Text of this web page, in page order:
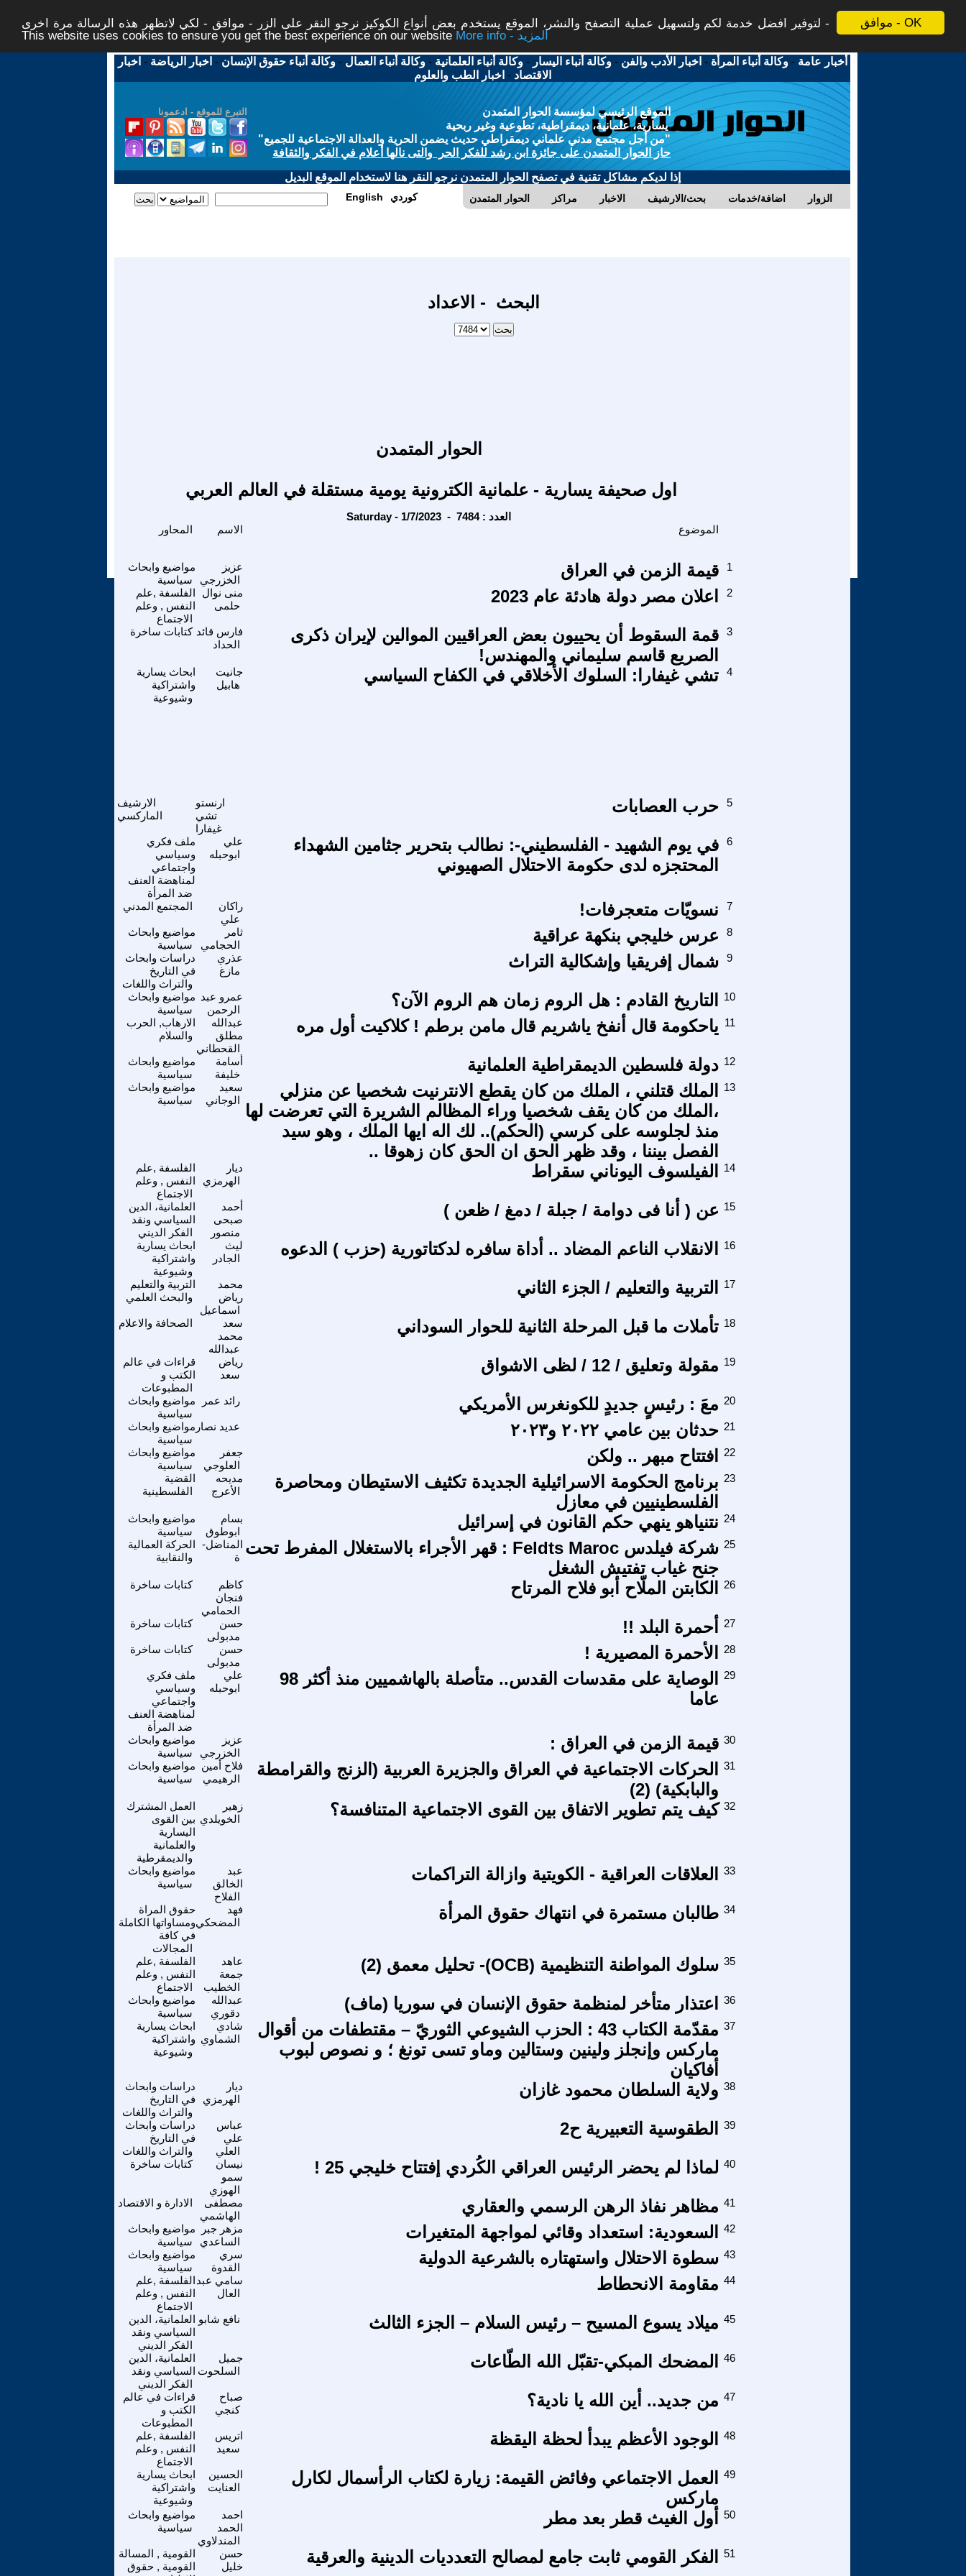
موافق - OK
لتوفير افضل خدمة لكم ولتسهيل عملية التصفح والنشر، الموقع يستخدم بعض أنواع الكوكيز نرجو النقر على الزر - موافق - لكي لاتظهر هذه الرسالة مرة اخرى -
This website uses cookies to ensure you get the best experience on our website
More info - المزيد
أخبار عامة -وكالة أنباء المرأة - اخبار الأدب والفن -وكالة أنباء اليسار -وكالة أنباء العلمانية -وكالة أنباء العمال -وكالة أنباء حقوق الإنسان - اخبار الرياضة - اخبار
الاقتصاد - اخبار الطب والعلوم
التبرع للموقع - ادعمونا
الموقع الرئيسي لمؤسسة الحوار المتمدن
يسارية، علمانية، ديمقراطية، تطوعية وغير ربحية
"من أجل مجتمع مدني علماني ديمقراطي حديث يضمن الحرية والعدالة الاجتماعية للجميع"
حاز الحوار المتمدن على جائزة ابن رشد للفكر الحر والتى نالها أعلام في الفكر والثقافة
إذا لديكم مشاكل تقنية في تصفح الحوار المتمدن نرجو النقر هنا لاستخدام الموقع البديل
الحوار المتمدن مراكز الاخبار بحث/الارشيف اضافة/خدمات الزوار English كوردي
البحث - الاعداد
الحوار المتمدن
اول صحيفة يسارية - علمانية الكترونية يومية مستقلة في العالم العربي
Saturday - 1/7/2023 - العدد : 7484
الاسم الموضوع
مواضيع وابحاث
سياسية
عزيز
الخزرجي
قيمة الزمن في العراق 1
الفلسفة ,علم
النفس , وعلم
الاجتماع
منى نوال
حلمى
اعلان مصر دولة هادئة عام 2023 2
كتابات ساخرة فارس قائد
الحداد
قمة السقوط أن يحييون بعض العراقيين الموالين لإيران ذكرى
الصريع قاسم سليماني والمهندس!
3
ابحاث يسارية
واشتراكية
وشيوعية
جانيت
هابيل
تشي غيفارا: السلوك الأخلاقي في الكفاح السياسي 4
الارشيف
الماركسي
ارنستو
تشي
غيفارا
حرب العصابات 5
ملف فكري
وسياسي
واجتماعي
لمناهضة العنف
ضد المرأة
علي
ابوحبله
في يوم الشهيد - الفلسطيني-: نطالب بتحرير جثامين الشهداء
المحتجزه لدى حكومة الاحتلال الصهيوني
6
المجتمع المدني
راكان
علي
نسويّات متعجرفات! 7
مواضيع وابحاث
سياسية
ثامر
الحجامي
عرس خليجي بنكهة عراقية 8
دراسات وابحاث
في التاريخ
والتراث واللغات
عذري
مازغ
شمال إفريقيا وإشكالية التراث 9
مواضيع وابحاث
سياسية
عمرو عبد
الرحمن
التاريخ القادم : هل الروم زمان هم الروم الآن؟ 10
الارهاب, الحرب
والسلام
عبدالله
مطلق
القحطاني
ياحكومة قال أنفخ ياشريم قال مامن برطم ! كلاكيت أول مره 11
مواضيع وابحاث
سياسية
أسامة
خليفة
دولة فلسطين الديمقراطية العلمانية 12
مواضيع وابحاث
سياسية
سعيد
الوجاني
الملك قتلني ، الملك من كان يقطع الانترنيت شخصيا عن منزلي
،الملك من كان يقف شخصيا وراء المظالم الشريرة التي تعرضت لها
منذ لجلوسه على كرسي (الحكم).. لك اله ايها الملك ، وهو سيد
الفصل بيننا ، وقد ظهر الحق ان الحق كان زهوقا ..
13
الفلسفة ,علم
النفس , وعلم
الاجتماع
ديار
الهرمزي
الفيلسوف اليوناني سقراط 14
العلمانية، الدين
السياسي ونقد
الفكر الديني
أحمد
صبحى
منصور
عن ( أنا فى دوامة / جبلة / دمغ / ظعن ) 15
ابحاث يسارية
واشتراكية
وشيوعية
ليث
الجادر
الانقلاب الناعم المضاد .. أداة سافره لدكتاتورية (حزب ) الدعوه 16
التربية والتعليم
والبحث العلمي
محمد
رياض
اسماعيل
التربية والتعليم / الجزء الثاني 17
الصحافة والاعلام
سعد
محمد
عبدالله
تأملات ما قبل المرحلة الثانية للحوار السوداني 18
قراءات في عالم
الكتب و
المطبوعات
رياض
سعد
مقولة وتعليق / 12 / لظى الاشواق 19
مواضيع وابحاث
سياسية
رائد عمر معَ : رئيسٍ جديدٍ للكونغرس الأمريكي 20
مواضيع وابحاث
سياسية
عديد نصار حدثان بين عامي ٢٠٢٢ و٢٠٢٣ 21
مواضيع وابحاث
سياسية
جعفر
العلوجي
افتتاح مبهر .. ولكن 22
القضية
الفلسطينية
مديحه
الأعرج
برنامج الحكومة الاسرائيلية الجديدة تكثيف الاستيطان ومحاصرة
الفلسطينيين في معازل
23
مواضيع وابحاث
سياسية
بسام
ابوطوق
نتنياهو ينهي حكم القانون في إسرائيل 24
الحركة العمالية
والنقابية
المناضل-
ة شركة فيلدس Feldts Maroc : قهر الأجراء بالاستغلال المفرط تحت
جنح غياب تفتيش الشغل
25
كتابات ساخرة
كاظم
فنجان
الحمامي
الكابتن الملّاح أبو فلاح المرتاح 26
كتابات ساخرة
حسن
مدبولى
أحمرة البلد !! 27
كتابات ساخرة
حسن
مدبولى
الأحمرة المصيرية ! 28
ملف فكري
وسياسي
واجتماعي
لمناهضة العنف
ضد المرأة
علي
ابوحبله
الوصاية على مقدسات القدس.. متأصلة بالهاشميين منذ أكثر 98
عاما
29
مواضيع وابحاث
سياسية
عزيز
الخزرجي
قيمة الزمن في العراق : 30
مواضيع وابحاث
سياسية
فلاح أمين
الرهيمي
الحركات الاجتماعية في العراق والجزيرة العربية (الزنج والقرامطة
والبابكية) (2)
31
العمل المشترك
بين القوى
اليسارية
والعلمانية
والديمقرطية
زهير
الخويلدي
كيف يتم تطوير الاتفاق بين القوى الاجتماعية المتنافسة؟ 32
مواضيع وابحاث
سياسية
عبد
الخالق
الفلاح
العلاقات العراقية - الكويتية وازالة التراكمات 33
حقوق المراة
ومساواتها الكاملة
في كافة
المجالات
فهد
المضحكي
طالبان مستمرة في انتهاك حقوق المرأة 34
الفلسفة ,علم
النفس , وعلم
الاجتماع
عاهد
جمعة
الخطيب
سلوك المواطنة التنظيمية (OCB)- تحليل معمق (2) 35
مواضيع وابحاث
سياسية
عبدالله
دقوري
اعتذار متأخر لمنظمة حقوق الإنسان في سوريا (ماف) 36
ابحاث يسارية
واشتراكية
وشيوعية
شادي
الشماوي
مقدّمة الكتاب 43 : الحزب الشيوعي الثوريّ – مقتطفات من أقوال
ماركس وإنجلز ولينين وستالين وماو تسى تونغ ؛ و نصوص لبوب
أفاكيان
37
دراسات وابحاث
في التاريخ
والتراث واللغات
ديار
الهرمزي
ولاية السلطان محمود غازان 38
دراسات وابحاث
في التاريخ
والتراث واللغات
عباس
علي
العلي
الطقوسية التعبيرية ح2 39
كتابات ساخرة
نيسان
سمو
الهوزي
لماذا لم يحضر الرئيس العراقي الكُردي إفتتاح خليجي 25 ! 40
الادارة و الاقتصاد
مصطفى
الهاشمي
مظاهر نفاذ الرهن الرسمي والعقاري 41
مواضيع وابحاث
سياسية
مزهر جبر
الساعدي
السعودية: استعداد وقائي لمواجهة المتغيرات 42
مواضيع وابحاث
سياسية
سري
القدوة
سطوة الاحتلال واستهتاره بالشرعية الدولية 43
الفلسفة ,علم
النفس , وعلم
الاجتماع
سامي عبد
العال
مقاومة الانحطاط 44
العلمانية، الدين
السياسي ونقد
الفكر الديني
نافع شابو ميلاد يسوع المسيح – رئيس السلام – الجزء الثالث 45
العلمانية، الدين
السياسي ونقد
الفكر الديني
جميل
السلحوت
المضحك المبكي-تقبّل الله الطّاعات 46
قراءات في عالم
الكتب و
المطبوعات
صباح
كنجي
من جديد.. أين الله يا نادية؟ 47
الفلسفة ,علم
النفس , وعلم
الاجتماع
اتريس
سعيد
الوجود الأعظم يبدأ لحظة اليقظة 48
ابحاث يسارية
واشتراكية
وشيوعية
الحسين
العنايت
العمل الاجتماعي وفائض القيمة: زيارة لكتاب الرأسمال لكارل
ماركس
49
مواضيع وابحاث
سياسية
احمد
الحمد
المندلاوي
أول الغيث قطر بعد مطر 50
القومية , المسالة
القومية , حقوق
حسن
خليل
الفكر القومي ثابت جامع لمصالح التعدديات الدينية والعرقية 51